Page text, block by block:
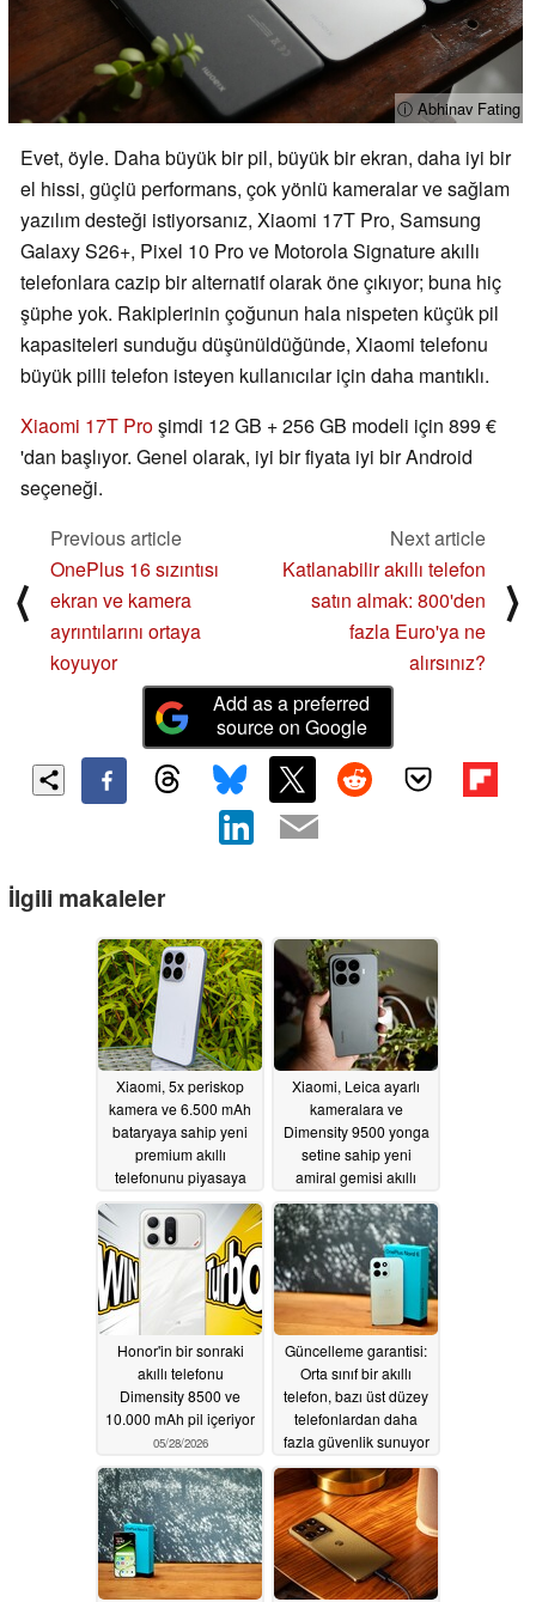
ⓘ Abhinav Fating
Evet, öyle. Daha büyük bir pil, büyük bir ekran, daha iyi bir
el hissi, güçlü performans, çok yönlü kameralar ve sağlam
yazılım desteği istiyorsanız, Xiaomi 17T Pro, Samsung
Galaxy S26+, Pixel 10 Pro ve Motorola Signature akıllı
telefonlara cazip bir alternatif olarak öne çıkıyor; buna hiç
şüphe yok. Rakiplerinin çoğunun hala nispeten küçük pil
kapasiteleri sunduğu düşünüldüğünde, Xiaomi telefonu
büyük pilli telefon isteyen kullanıcılar için daha mantıklı.
Xiaomi 17T Proşimdi 12 GB + 256 GB modeli için 899 €
'dan başlıyor. Genel olarak, iyi bir fiyata iyi bir Android
seçeneği.
⟨
Previous article
OnePlus 16 sızıntısı
ekran ve kamera
ayrıntılarını ortaya
koyuyor
Next article
Katlanabilir akıllı telefon
satın almak: 800'den
fazla Euro'ya ne
alırsınız?
⟩
Add as a preferred
source on Google
İlgili makaleler
Xiaomi, 5x periskop
kamera ve 6.500 mAh
bataryaya sahip yeni
premium akıllı
telefonunu piyasaya
sürdü05/28/2026
Xiaomi, Leica ayarlı
kameralara ve
Dimensity 9500 yonga
setine sahip yeni
amiral gemisi akıllı
telefonunu piyasaya
sürdü05/28/2026
Honor'in bir sonraki
akıllı telefonu
Dimensity 8500 ve
10.000 mAh pil içeriyor
05/28/2026
Güncelleme garantisi:
Orta sınıf bir akıllı
telefon, bazı üst düzey
telefonlardan daha
fazla güvenlik sunuyor
05/27/2026